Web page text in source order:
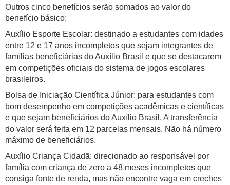
Outros cinco benefícios serão somados ao valor do
benefício básico:
Auxílio Esporte Escolar: destinado a estudantes com idades
entre 12 e 17 anos incompletos que sejam integrantes de
famílias beneficiárias do Auxílio Brasil e que se destacarem
em competições oficiais do sistema de jogos escolares
brasileiros.
Bolsa de Iniciação Científica Júnior: para estudantes com
bom desempenho em competições acadêmicas e científicas
e que sejam beneficiários do Auxílio Brasil. A transferência
do valor será feita em 12 parcelas mensais. Não há número
máximo de beneficiários.
Auxílio Criança Cidadã: direcionado ao responsável por
família com criança de zero a 48 meses incompletos que
consiga fonte de renda, mas não encontre vaga em creches